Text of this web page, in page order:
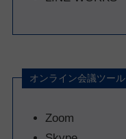
オンライン会議ツール
Zoom